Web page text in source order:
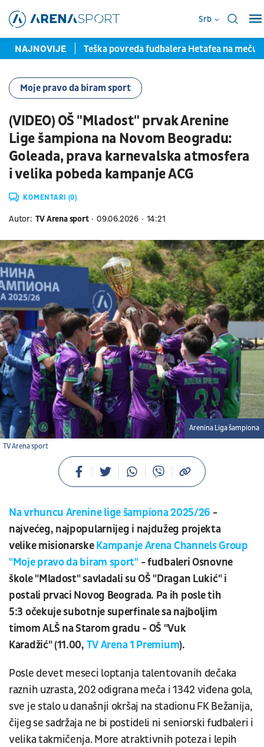
Srb
NAJNOVIJE
potpisom Teška povreda fudbalera Hetafea na meču
Moje pravo da biram sport
(VIDEO) OŠ "Mladost" prvak Arenine
Lige šampiona na Novom Beogradu:
Goleada, prava karnevalska atmosfera
i velika pobeda kampanje ACG
KOMENTARI (0)
Autor: TV Arena sport 09.06.2026 14:21
TV Arena sport
Arenina Liga šampiona
Na vrhuncu Arenine lige šampiona 2025/26 -
najvećeg, najpopularnijeg i najdužeg projekta
velike misionarskeKampanje Arena Channels Group
"Moje pravo da biram sport"- fudbaleri Osnovne
škole "Mladost" savladali su OŠ "Dragan Lukić" i
postali prvaci Novog Beograda. Pa ih posle tih
5:3 očekuje subotnje superfinale sa najboljim
timom ALŠ na Starom gradu - OŠ "Vuk
Karadžić" (11.00, TV Arena 1 Premium).
Posle devet meseci loptanja talentovanih dečaka
raznih uzrasta, 202 odigrana meča i 1342 viđena gola,
sve je stalo u današnji okršaj na stadionu FK Bežanija,
čijeg se sadržaja ne bi postideli ni seniorski fudbaleri i
velika takmičenja. More atraktivnih poteza i lepih